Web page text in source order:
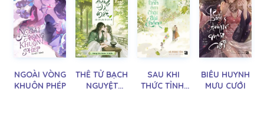
NGOÀI VÒNG
KHUÔN PHÉP
THÊ TỬ BẠCH
NGUYỆT
SAU KHI
THỨC TỈNH,
BIỂU HUYNH
MƯU CƯỚI